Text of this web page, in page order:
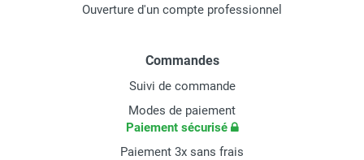
Ouverture d'un compte professionnel
Commandes
Suivi de commande
Modes de paiement
Paiement sécurisé
Paiement 3x sans frais